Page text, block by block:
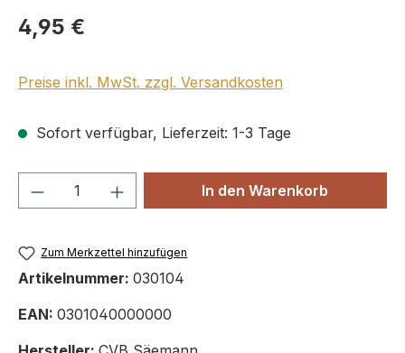
Regulärer Preis:
4,95 €
Preise inkl. MwSt. zzgl. Versandkosten
Sofort verfügbar, Lieferzeit: 1-3 Tage
Produkt Anzahl: Gib denIn den Warenkorb
Zum Merkzettel hinzufügen
Artikelnummer: 030104
EAN: 0301040000000